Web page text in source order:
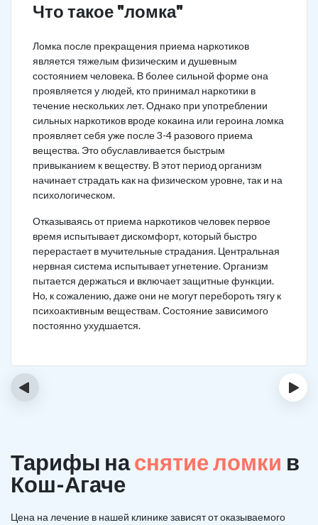
Что такое "ломка"
Ломка после прекращения приема наркотиков
является тяжелым физическим и душевным
состоянием человека. В более сильной форме она
проявляется у людей, кто принимал наркотики в
течение нескольких лет. Однако при употреблении
сильных наркотиков вроде кокаина или героина ломка
проявляет себя уже после 3-4 разового приема
вещества. Это обуславливается быстрым
привыканием к веществу. В этот период организм
начинает страдать как на физическом уровне, так и на
психологическом.
Отказываясь от приема наркотиков человек первое
время испытывает дискомфорт, который быстро
перерастает в мучительные страдания. Центральная
нервная система испытывает угнетение. Организм
пытается держаться и включает защитные функции.
Но, к сожалению, даже они не могут перебороть тягу к
психоактивным веществам. Состояние зависимого
постоянно ухудшается.
‹ ›
Тарифы наснятие ломки в
Кош-Агаче
Цена на лечение в нашей клинике зависят от оказываемого